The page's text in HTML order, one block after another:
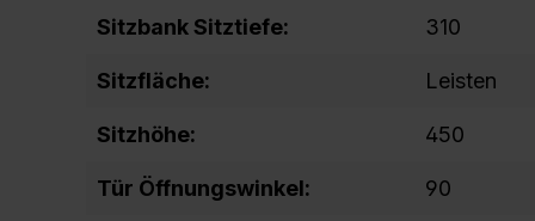
Sitzbank Sitztiefe: 310
Sitzfläche: Leisten
Sitzhöhe: 450
Tür Öffnungswinkel: 90